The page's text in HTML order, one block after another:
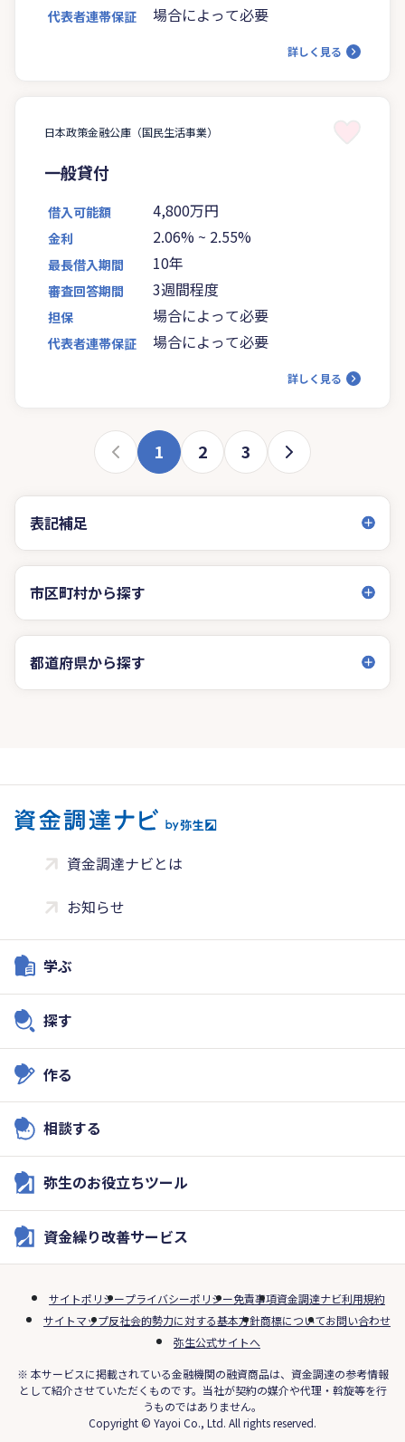
代表者連帯保証 場合によって必要
詳しく見る
日本政策金融公庫（国民生活事業）
一般貸付
借入可能額 4,800万円
金利 2.06% ~ 2.55%
最長借入期間 10年
審査回答期間 3週間程度
担保 場合によって必要
代表者連帯保証 場合によって必要
詳しく見る
1 2 3
表記補足
市区町村から探す
都道府県から探す
資金調達ナビとは
お知らせ
学ぶ
探す
作る
相談する
弥生のお役立ちツール
資金繰り改善サービス
サイトポリシープライバシーポリシー免責事項資金調達ナビ利用規約
サイトマップ反社会的勢力に対する基本方針商標についてお問い合わせ
弥生公式サイトへ
※ 本サービスに掲載されている金融機関の融資商品は、資金調達の参考情報
として紹介させていただくものです。当社が契約の媒介や代理・斡旋等を行
うものではありません。
Copyright © Yayoi Co., Ltd. All rights reserved.